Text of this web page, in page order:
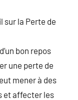
sur la Perte de
bon repos
une perte de
mener à des
et affecter les